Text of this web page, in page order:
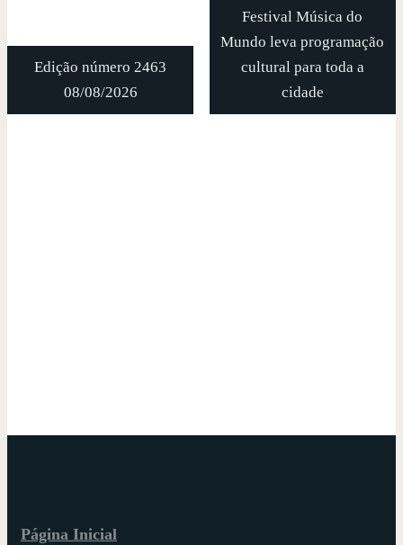
Edição número 2463
08/08/2026
Festival Música do
Mundo leva programação
cultural para toda a
cidade
Página Inicial